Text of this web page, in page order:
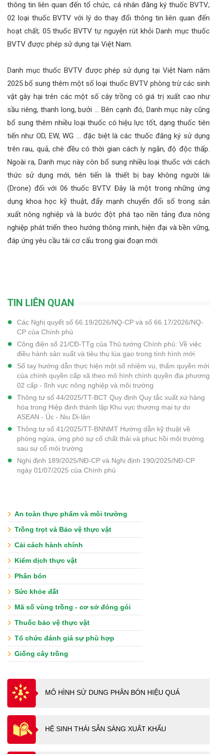
thông tin liên quan đến tổ chức, cá nhân đăng ký thuốc BVTV;
02 loại thuốc BVTV với lý do thay đổi thông tin liên quan đến
hoạt chất; 05 thuốc BVTV tự nguyện rút khỏi Danh mục thuốc
BVTV được phép sử dụng tại Việt Nam.
Danh mục thuốc BVTV được phép sử dụng tại Việt Nam năm
2025 bổ sung thêm một số loại thuốc BVTV phòng trừ các sinh
vật gây hại trên các một số cây trồng có giá trị xuất cao như
sầu riêng, thanh long, bưởi … Bên cạnh đó, Danh mục này cũng
bổ sung thêm nhiều loại thuốc có hiệu lực tốt, dạng thuốc tiên
tiến như OD, EW, WG … đặc biệt là các thuốc đăng ký sử dụng
trên rau, quả, chè đều có thời gian cách ly ngắn, độ độc thấp.
Ngoài ra, Danh mục này còn bổ sung nhiều loại thuốc với cách
thức sử dụng mới, tiên tiến là thiết bị bay không người lái
(Drone) đối với 06 thuốc BVTV. Đây là một trong những ứng
dụng khoa học kỹ thuật, đẩy mạnh chuyển đổi số trong sản
xuất nông nghiệp và là bước đột phá tạo nền tảng đưa nông
nghiệp phát triển theo hướng thông minh, hiện đại và bền vững,
đáp ứng yêu cầu tái cơ cấu trong giai đoạn mới.
TIN LIÊN QUAN
Các Nghị quyết số 66.19/2026/NQ-CP và số 66.17/2026/NQ-
CP của Chính phủ
Công điện số 21/CĐ-TTg của Thủ tướng Chính phủ: Về việc
điều hành sản xuất và tiêu thụ lúa gạo trong tình hình mới
Sổ tay hướng dẫn thực hiện một số nhiệm vụ, thẩm quyền mới
của chính quyền cấp xã theo mô hình chính quyền địa phương
02 cấp - lĩnh vực nông nghiệp và môi trường
Thông tư số 44/2025/TT-BCT Quy định Quy tắc xuất xứ hàng
hóa trong Hiệp định thành lập Khu vực thương mại tự do
ASEAN - Úc - Niu Di-lân
Thông tư số 41/2025/TT-BNNMT Hướng dẫn kỹ thuật về
phòng ngừa, ứng phó sự cố chất thải và phục hồi môi trường
sau sự cố môi trường
Nghị định 189/2025/NĐ-CP và Nghị định 190/2025/NĐ-CP
ngày 01/07/2025 của Chính phủ
An toàn thực phẩm và môi trường
Trồng trọt và Bảo vệ thực vật
Cải cách hành chính
Kiểm dịch thực vật
Phân bón
Sức khỏe đất
Mã số vùng trồng - cơ sở đóng gói
Thuốc bảo vệ thực vật
Tổ chức đánh giá sự phù hợp
Giống cây trồng
MÔ HÌNH SỬ DUNG PHÂN BÓN HIỆU QUẢ
HỆ SINH THÁI SẴN SÀNG XUẤT KHẨU